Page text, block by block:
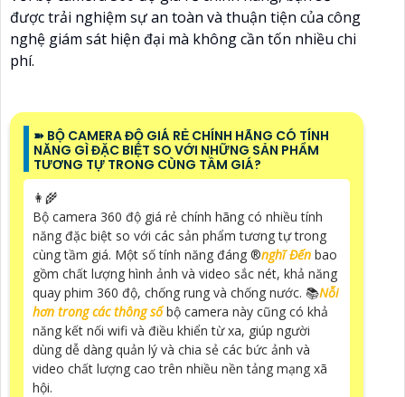
được trải nghiệm sự an toàn và thuận tiện của công
nghệ giám sát hiện đại mà không cần tốn nhiều chi
phí.
➽ BỘ CAMERA ĐỘ GIÁ RẺ CHÍNH HÃNG CÓ TÍNH
NĂNG GÌ ĐẶC BIỆT SO VỚI NHỮNG SẢN PHẨM
TƯƠNG TỰ TRONG CÙNG TẦM GIÁ?
👩‍🌾
Bộ camera 360 độ giá rẻ chính hãng có nhiều tính
năng đặc biệt so với các sản phẩm tương tự trong
cùng tầm giá. Một số tính năng đáng ®️nghĩ Đến bao
gồm chất lượng hình ảnh và video sắc nét, khả năng
quay phim 360 độ, chống rung và chống nước. 📚Nỗi
hơn trong các thông sốbộ camera này cũng có khả
năng kết nối wifi và điều khiển từ xa, giúp người
dùng dễ dàng quản lý và chia sẻ các bức ảnh và
video chất lượng cao trên nhiều nền tảng mạng xã
hội.